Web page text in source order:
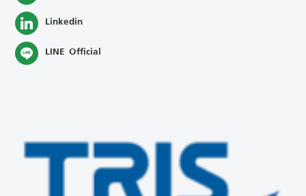
Linkedin
LINE Official